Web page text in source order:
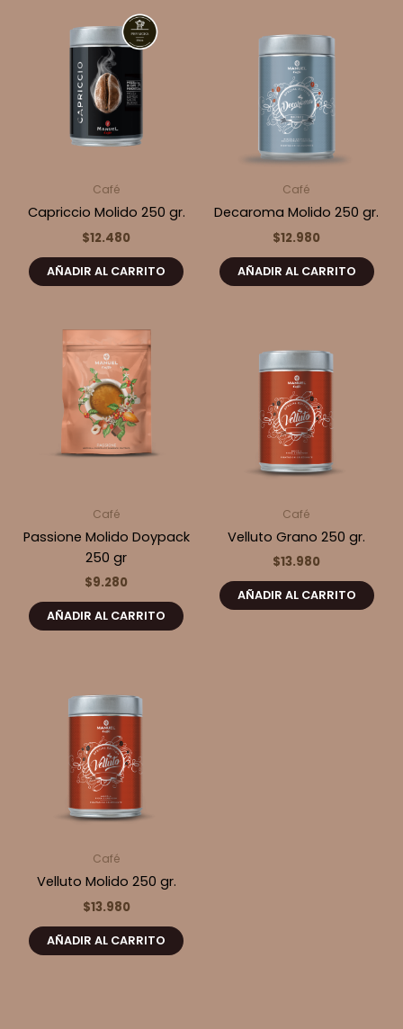
Café
Capriccio Molido 250 gr.
$12.480
AÑADIR AL CARRITO
Café
Decaroma Molido 250 gr.
$12.980
AÑADIR AL CARRITO
Café
Passione Molido Doypack
250 gr
$9.280
AÑADIR AL CARRITO
Café
Velluto Grano 250 gr.
$13.980
AÑADIR AL CARRITO
Café
Velluto Molido 250 gr.
$13.980
AÑADIR AL CARRITO